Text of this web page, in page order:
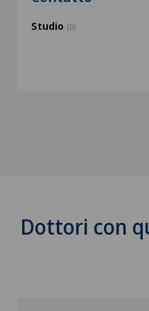
Studio (0)
Dottori con